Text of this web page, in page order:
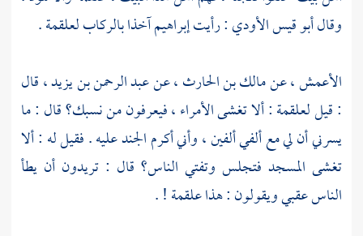
وقالأبو قيس الأودي: رأيتإبراهيمآخذا بالركابلعلقمة.
الأعمش، عنمالك بن الحارث، عنعبد الرحمن بن يزيد، قال
: قيللعلقمة: ألا تغشى الأمراء ، فيعرفون من نسبك؟ قال : ما
يسرني أن لي مع ألفي ألفين ، وأني أكرم الجند عليه . فقيل له : ألا
تغشى المسجد فتجلس وتفتي الناس؟ قال : تريدون أن يطأ
الناس عقبي ويقولون : هذاعلقمة! .